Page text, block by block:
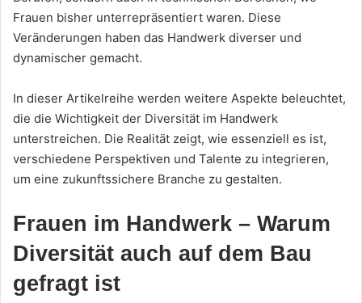
Frauen bisher unterrepräsentiert waren. Diese
Veränderungen haben das Handwerk diverser und
dynamischer gemacht.
In dieser Artikelreihe werden weitere Aspekte beleuchtet,
die die Wichtigkeit der Diversität im Handwerk
unterstreichen. Die Realität zeigt, wie essenziell es ist,
verschiedene Perspektiven und Talente zu integrieren,
um eine zukunftssichere Branche zu gestalten.
Frauen im Handwerk – Warum
Diversität auch auf dem Bau
gefragt ist